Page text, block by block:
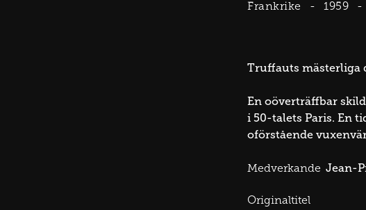
Frankrike 1959
Truffauts mästerliga
En oöverträffbar
i 50-talets Paris. En
oförstående
Medverkande Jean-
Originaltitel